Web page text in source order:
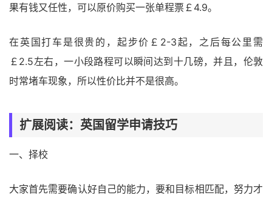
果有钱又任性，可以原价购买一张单程票￡4.9。
在英国打车是很贵的，起步价￡2-3起，之后每公里需
￡2.5左右，一小段路程可以瞬间达到十几磅，并且，伦敦
时常堵车现象，所以性价比并不是很高。
扩展阅读：英国留学申请技巧
一、择校
大家首先需要确认好自己的能力，要和目标相匹配，努力才